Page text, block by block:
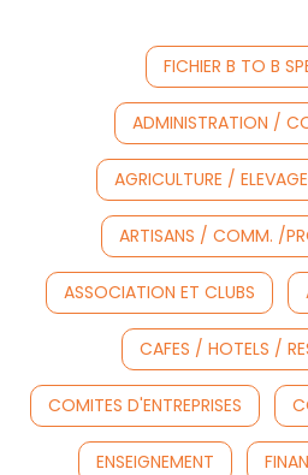
FICHIER B TO B
ADMINISTRATION /
AGRICULTURE /
ARTISANS / COMM. /
ASSOCIATION ET CLUBS
CAFES / HOTELS /
COMITES D'ENTREPRISES
ENSEIGNEMENT